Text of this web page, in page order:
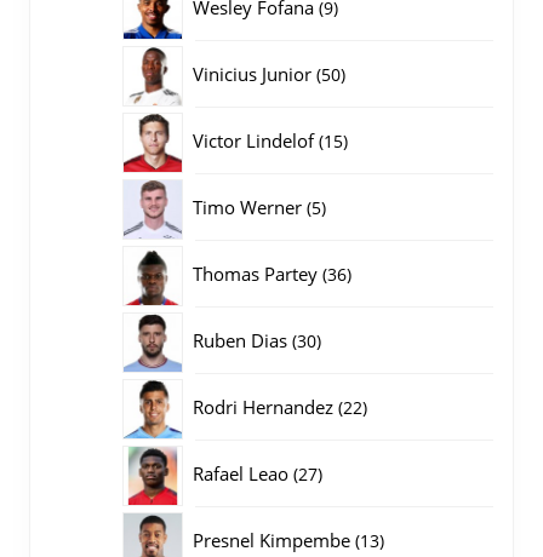
Wesley Fofana 9
Vinicius Junior 5050
Victor Lindelof 1515
Timo Werner 55
Thomas Partey 3636
Ruben Dias 3030
Rodri Hernandez 2222
Rafael Leao 2727
Presnel Kimpembe 1313